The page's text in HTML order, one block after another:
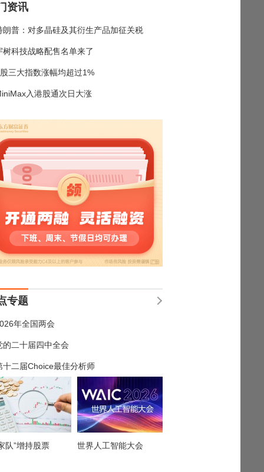
资讯
朗普：对多晶硅及其衍生产品加征关税
树科技战略配售名单来了
三大指数涨幅均超过1%
入港股通次日大涨
专题
年全国两会
的二十届四中全会
十二届Choice最佳分析师
队”增持股票 世界人工智能大会